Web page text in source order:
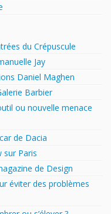
du Crépuscule
Jay
Daniel Maghen
Barbier
ou nouvelle menace
de Dacia
sur Paris
de Design
éviter des problèmes